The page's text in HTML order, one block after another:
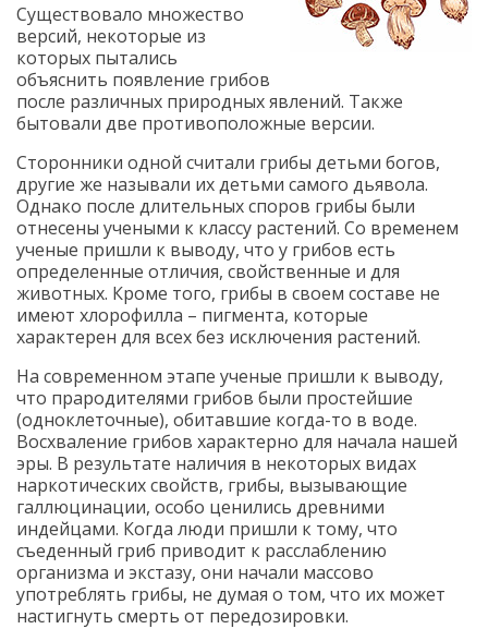
Существовало множество
версий, некоторые из
которых пытались
объяснить появление грибов
после различных природных явлений. Также
бытовали две противоположные версии.
Сторонники одной считали грибы детьми богов,
другие же называли их детьми самого дьявола.
Однако после длительных споров грибы были
отнесены учеными к классу растений. Со временем
ученые пришли к выводу, что у грибов есть
определенные отличия, свойственные и для
животных. Кроме того, грибы в своем составе не
имеют хлорофилла – пигмента, которые
характерен для всех без исключения растений.
На современном этапе ученые пришли к выводу,
что прародителями грибов были простейшие
(одноклеточные), обитавшие когда-то в воде.
Восхваление грибов характерно для начала нашей
эры. В результате наличия в некоторых видах
наркотических свойств, грибы, вызывающие
галлюцинации, особо ценились древними
индейцами. Когда люди пришли к тому, что
съеденный гриб приводит к расслаблению
организма и экстазу, они начали массово
употреблять грибы, не думая о том, что их может
настигнуть смерть от передозировки.